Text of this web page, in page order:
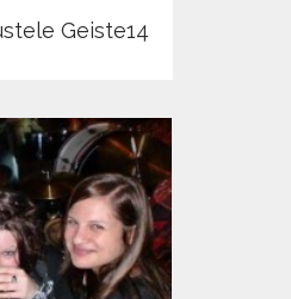
Geiste14